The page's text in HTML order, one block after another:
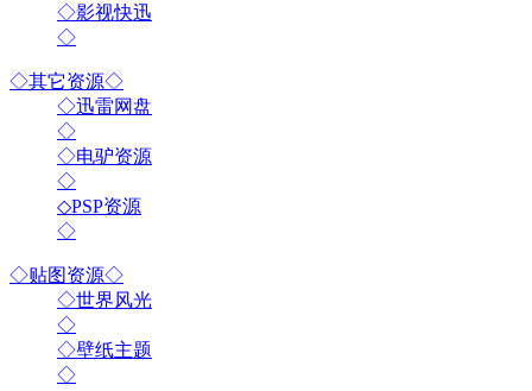
◇影视快迅
◇
◇其它资源◇
◇迅雷网盘
◇
◇电驴资源
◇
◇PSP资源
◇
◇贴图资源◇
◇世界风光
◇
◇壁纸主题
◇